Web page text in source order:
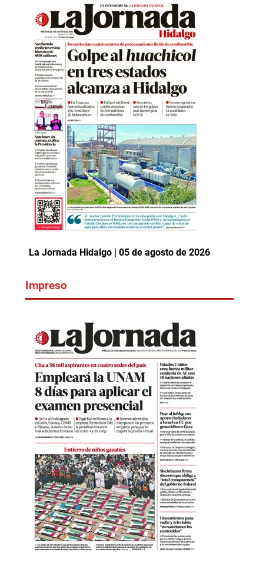
La Jornada Hidalgo | 05 de agosto de 2026
Impreso